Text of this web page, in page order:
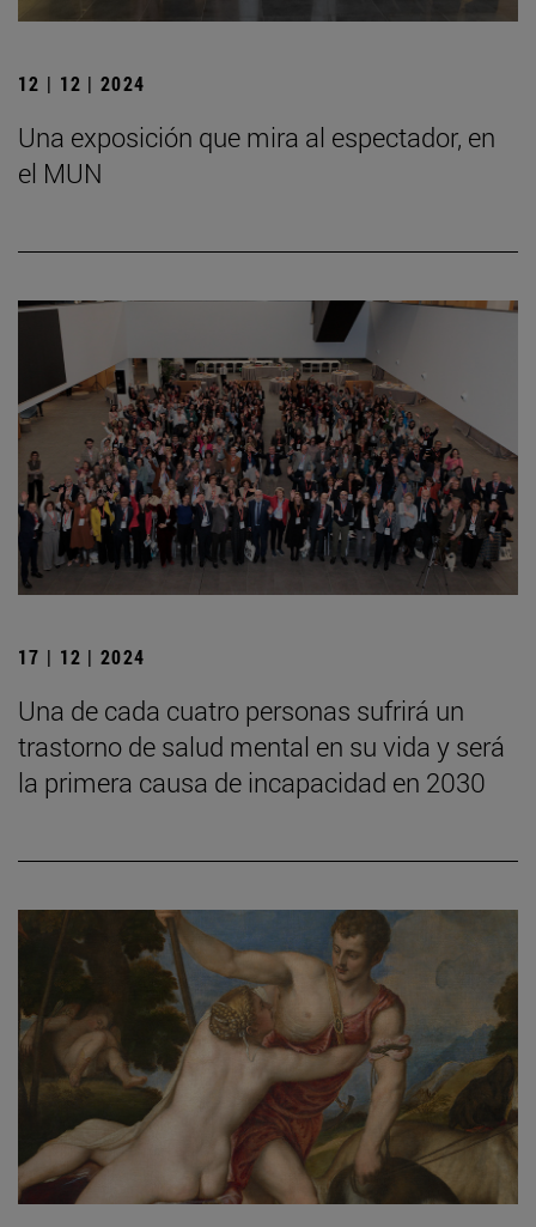
12 | 12 | 2024
Una exposición que mira al espectador, en
el MUN
17 | 12 | 2024
Una de cada cuatro personas sufrirá un
trastorno de salud mental en su vida y será
la primera causa de incapacidad en 2030